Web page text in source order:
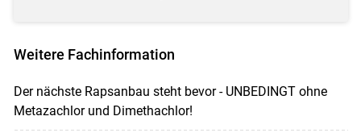
Weitere Fachinformation
Der nächste Rapsanbau steht bevor - UNBEDINGT ohne
Metazachlor und Dimethachlor!